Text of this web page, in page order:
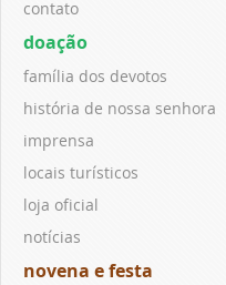
contato
doação
família dos devotos
história de nossa senhora
imprensa
locais turísticos
loja oficial
notícias
novena e festa